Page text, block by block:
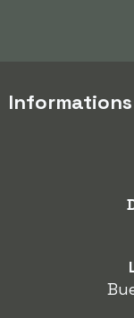
Informations